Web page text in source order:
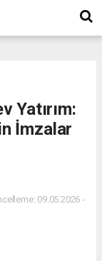
Yatırım:
İmzalar
09.05.2026 -